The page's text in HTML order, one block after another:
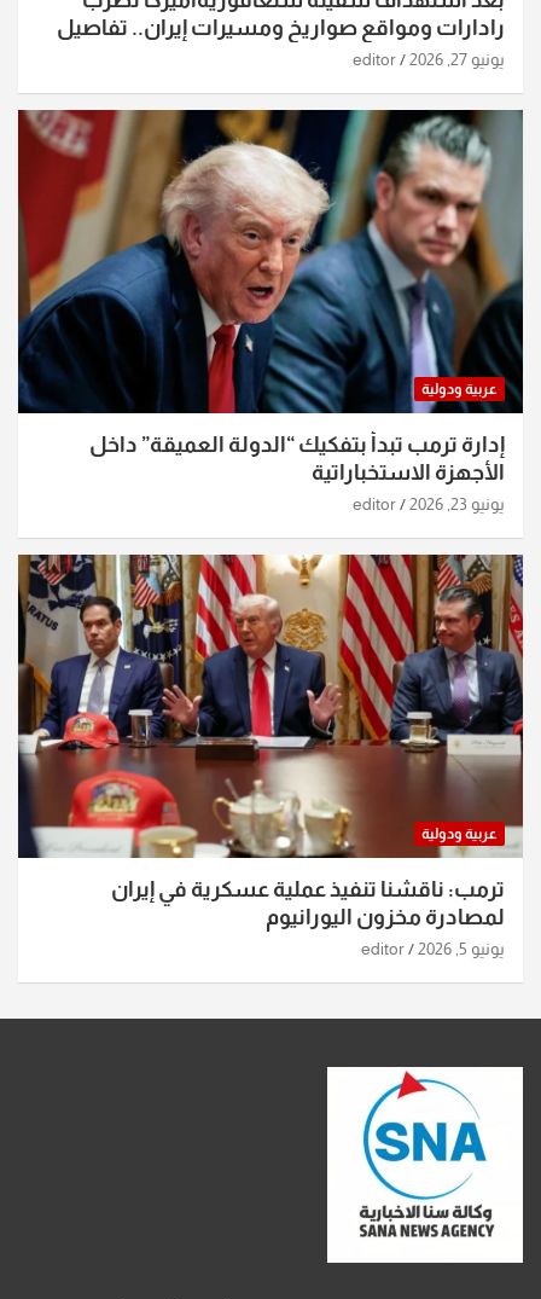
رادارات ومواقع صواريخ ومسيرات إيران.. تفاصيل
الساعات الماضية
يونيو 27, 2026 editor
عربية ودولية
إدارة ترمب تبدأ بتفكيك “الدولة العميقة” داخل
الأجهزة الاستخباراتية
يونيو 23, 2026 editor
عربية ودولية
ترمب: ناقشنا تنفيذ عملية عسكرية في إيران
لمصادرة مخزون اليورانيوم
يونيو 5, 2026 editor